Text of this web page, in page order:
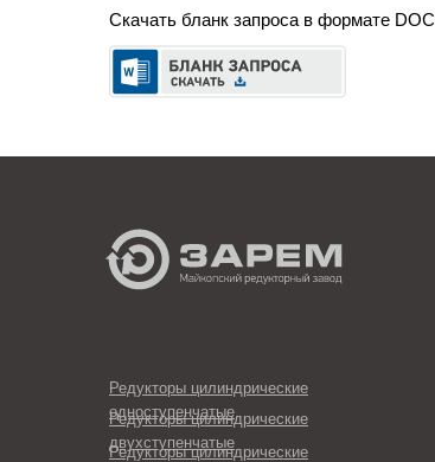
Скачать бланк запроса в формате DOC
Редукторы цилиндрические
одноступенчатые
Редукторы цилиндрические
двухступенчатые
Редукторы цилиндрические